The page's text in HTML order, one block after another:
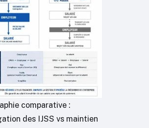
comparative :
des IJSS vs maintien